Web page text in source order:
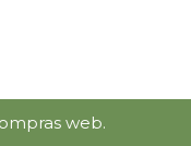
web.